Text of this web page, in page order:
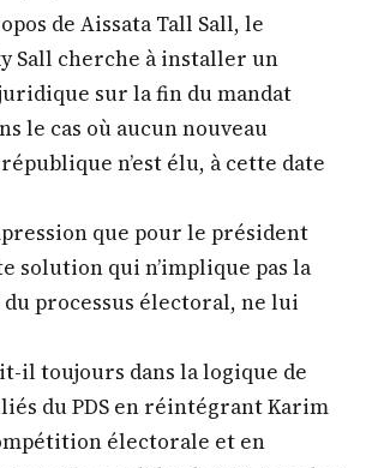
de Aissata Tall Sall, le
Sall cherche à installer un
sur la fin du mandat
le cas où aucun nouveau
n’est élu, à cette date
que pour le président
solution qui n’implique pas la
processus électoral, ne lui
il toujours dans la logique de
du PDS en réintégrant Karim
électorale et en